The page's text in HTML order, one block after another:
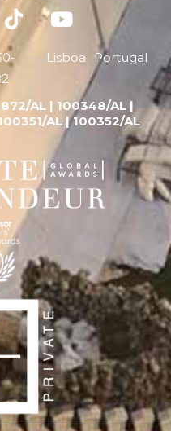
Lisboa Portugal
AL | 100348/AL |
AL | 100352/AL